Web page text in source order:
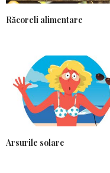
Răcoreli alimentare
Arsurile solare